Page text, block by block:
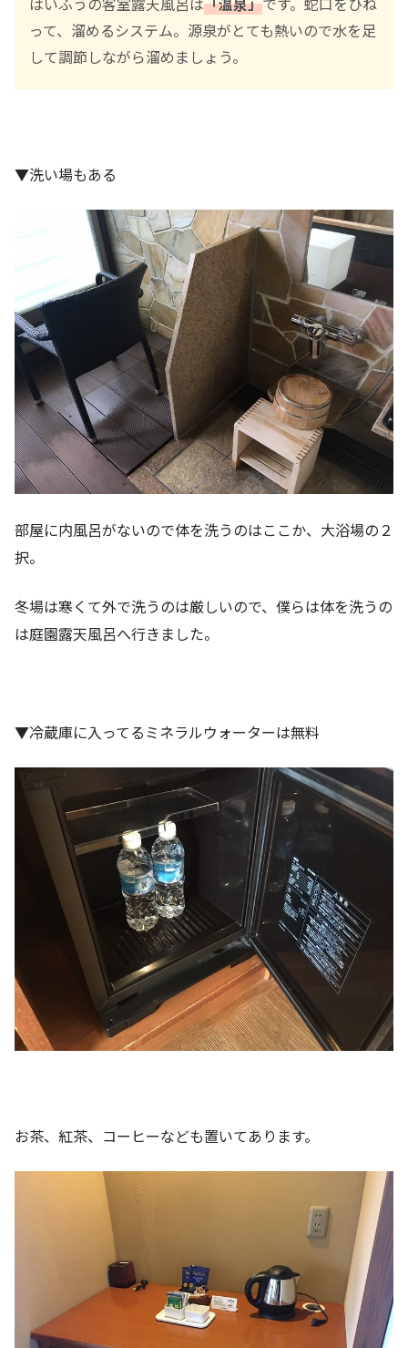
って、溜めるシステム。源泉がとても熱いので水を足
して調節しながら溜めましょう。
▼洗い場もある
部屋に内風呂がないので体を洗うのはここか、大浴場の２
択。
冬場は寒くて外で洗うのは厳しいので、僕らは体を洗うの
は庭園露天風呂へ行きました。
▼冷蔵庫に入ってるミネラルウォーターは無料
お茶、紅茶、コーヒーなども置いてあります。